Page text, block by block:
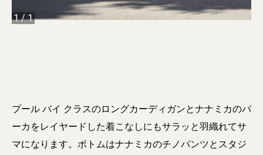
1/1
プール バイ クラスのロングカーディガンとナナミカのパ
ーカをレイヤードした着こなしにもサラッと羽織れてサ
マになります。ボトムはナナミカのチノパンツとスタジ